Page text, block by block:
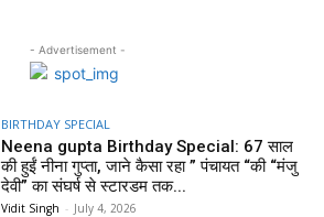
- Advertisement -
BIRTHDAY SPECIAL
Neena gupta Birthday Special: 67 साल
की हुईं नीना गुप्ता, जाने कैसा रहा ” पंचायत “की “मंजु
देवी” का संघर्ष से स्टारडम तक...
Vidit Singh - July 4, 2026